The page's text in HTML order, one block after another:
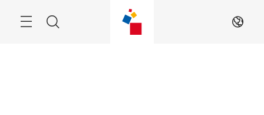
Search JA